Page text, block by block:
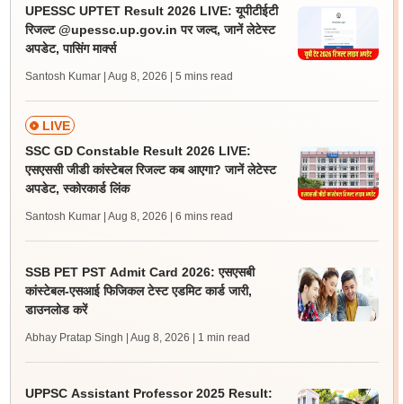
UPESSC UPTET Result 2026 LIVE: यूपीटीईटी
रिजल्ट @upessc.up.gov.in पर जल्द, जानें लेटेस्ट
अपडेट, पासिंग मार्क्स
Santosh Kumar | Aug 8, 2026 | 5 mins read
LIVE
SSC GD Constable Result 2026 LIVE:
एसएससी जीडी कांस्टेबल रिजल्ट कब आएगा? जानें लेटेस्ट
अपडेट, स्कोरकार्ड लिंक
Santosh Kumar | Aug 8, 2026 | 6 mins read
SSB PET PST Admit Card 2026: एसएसबी
कांस्टेबल-एसआई फिजिकल टेस्ट एडमिट कार्ड जारी,
डाउनलोड करें
Abhay Pratap Singh | Aug 8, 2026 | 1 min read
UPPSC Assistant Professor 2025 Result: